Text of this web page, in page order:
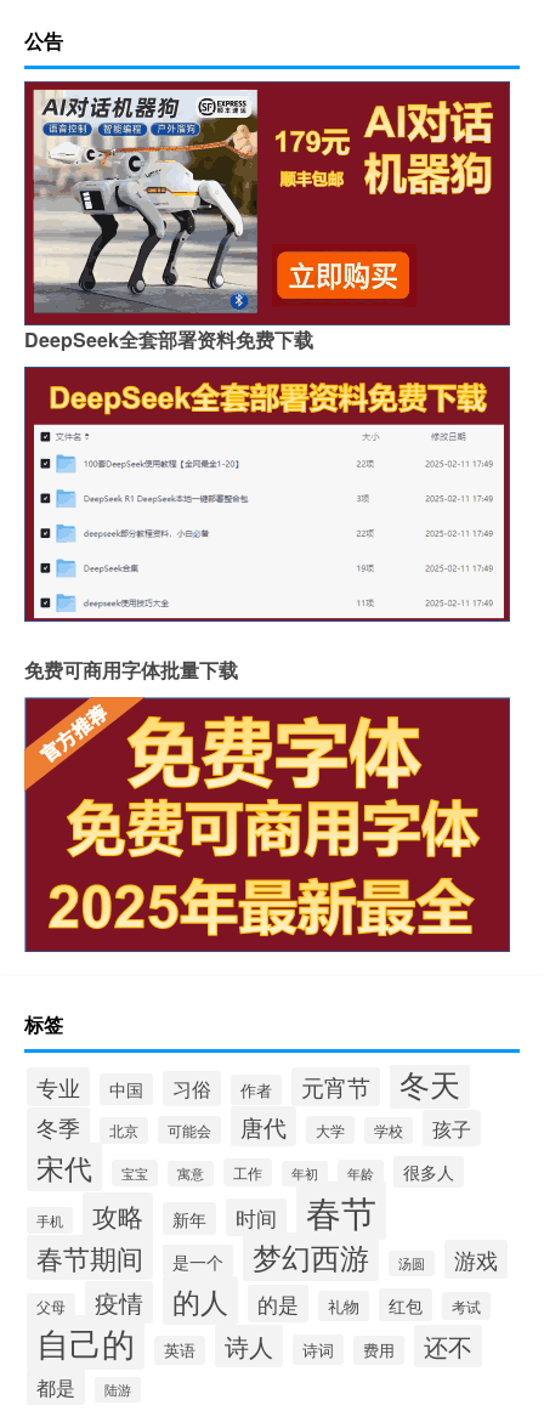
公告
DeepSeek全套部署资料免费下载
免费可商用字体批量下载
标签
专业 中国 习俗 作者 元宵节 冬天
冬季 北京 可能会 唐代 大学 学校 孩子
宋代 宝宝 寓意 工作 年初 年龄 很多人
手机 攻略 新年 时间 春节
春节期间 是一个 梦幻西游 汤圆 游戏
父母 疫情 的人 的是 礼物 红包 考试
自己的 英语 诗人 诗词 费用 还不
都是 陆游